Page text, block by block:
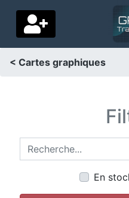
Accueil
Baisses de prix
Paramètres
< Cartes graphiques
Recherche...
En